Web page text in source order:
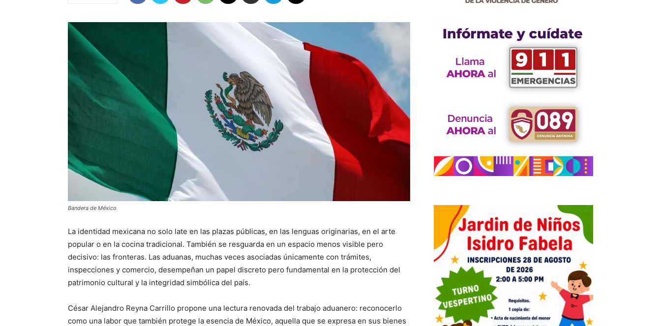
Bandera de México
La identidad mexicana no solo late en las plazas públicas, en las lenguas originarias, en el arte
popular o en la cocina tradicional. También se resguarda en un espacio menos visible pero
decisivo: las fronteras. Las aduanas, muchas veces asociadas únicamente con trámites,
inspecciones y comercio, desempeñan un papel discreto pero fundamental en la protección del
patrimonio cultural y la integridad simbólica del país.
César Alejandro Reyna Carrillo propone una lectura renovada del trabajo aduanero: reconocerlo
como una labor que también protege la esencia de México, aquella que se expresa en sus bienes